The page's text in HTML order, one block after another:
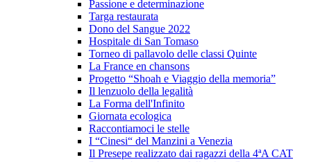
Passione e determinazione
Targa restaurata
Dono del Sangue 2022
Hospitale di San Tomaso
Torneo di pallavolo delle classi Quinte
La France en chansons
Progetto “Shoah e Viaggio della memoria”
Il lenzuolo della legalità
La Forma dell'Infinito
Giornata ecologica
Raccontiamoci le stelle
I “Cinesi“ del Manzini a Venezia
Il Presepe realizzato dai ragazzi della 4ªA CAT